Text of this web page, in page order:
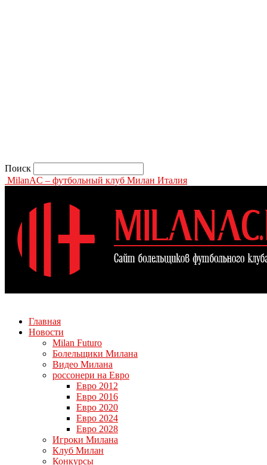
Поиск
MilanAC – футбольный клуб Милан Италия
Главная
Новости
Milan Futuro
Болельщики Милана
Видео Милана
россонери на Евро
Евро 2012
Евро 2016
Евро 2020
Евро 2024
Евро 2028
Игроки Милана
Клуб Милан
Конкурсы